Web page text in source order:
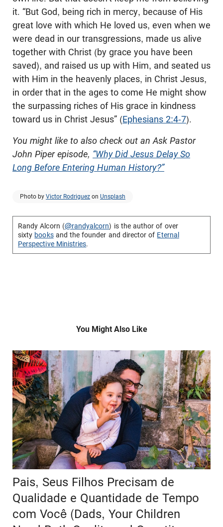
it. “But God, being rich in mercy, because of His
great love with which He loved us, even when we
were dead in our transgressions, made us alive
together with Christ (by grace you have been
saved), and raised us up with Him, and seated us
with Him in the heavenly places, in Christ Jesus,
in order that in the ages to come He might show
the surpassing riches of His grace in kindness
toward us in Christ Jesus” (Ephesians 2:4-7).
You might like to also check out an Ask Pastor
John Piper episode, “Why Did Jesus Delay So
Long Before Entering Human History?”
Photo by Victor Rodriguez on Unsplash
Randy Alcorn (@randyalcorn) is the author of over
sixty booksand the founder and director of Eternal
Perspective Ministries.
You Might Also Like
Pais, Seus Filhos Precisam de
Qualidade e Quantidade de Tempo
com Você (Dads, Your Children